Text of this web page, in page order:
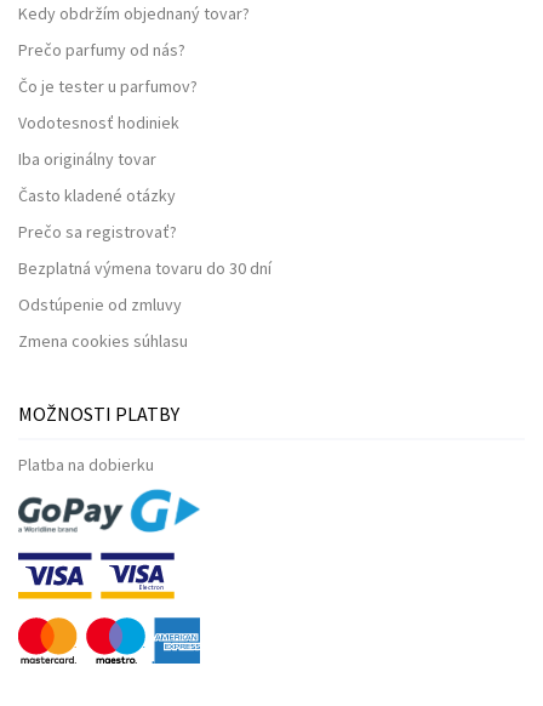
Kedy obdržím objednaný tovar?
Prečo parfumy od nás?
Čo je tester u parfumov?
Vodotesnosť hodiniek
Iba originálny tovar
Často kladené otázky
Prečo sa registrovať?
Bezplatná výmena tovaru do 30 dní
Odstúpenie od zmluvy
Zmena cookies súhlasu
MOŽNOSTI PLATBY
Platba na dobierku